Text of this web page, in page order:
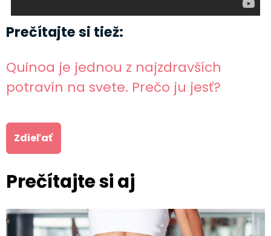
Prečítajte si tiež:
Quinoa je jednou z najzdravších
potravín na svete. Prečo ju jesť?
Zdieľať
Prečítajte si aj